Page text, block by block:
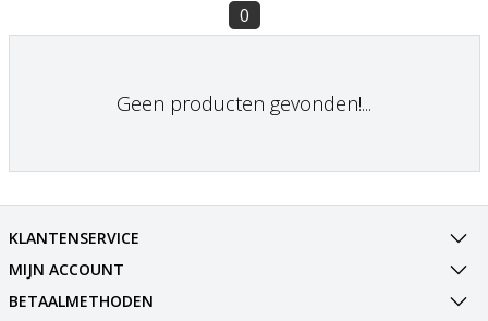
0
Geen producten gevonden!...
KLANTENSERVICE
MIJN ACCOUNT
BETAALMETHODEN